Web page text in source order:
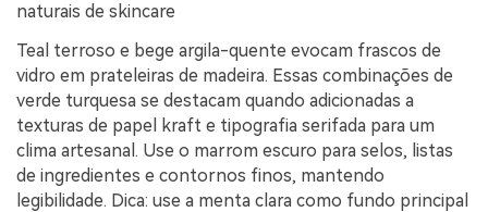
naturais de skincare
Teal terroso e bege argila-quente evocam frascos de
vidro em prateleiras de madeira. Essas combinações de
verde turquesa se destacam quando adicionadas a
texturas de papel kraft e tipografia serifada para um
clima artesanal. Use o marrom escuro para selos, listas
de ingredientes e contornos finos, mantendo
legibilidade. Dica: use a menta clara como fundo principal